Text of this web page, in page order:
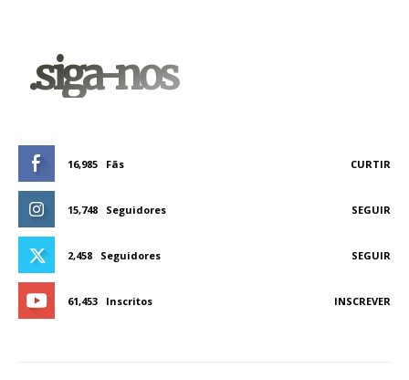
.siga-nos
16,985 Fãs CURTIR
15,748 Seguidores SEGUIR
2,458 Seguidores SEGUIR
61,453 Inscritos INSCREVER